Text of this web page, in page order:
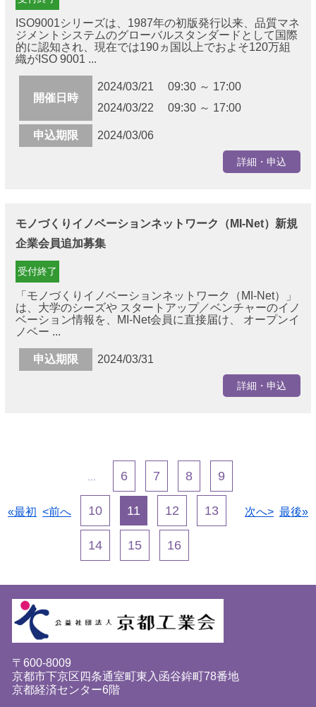
ISO9001シリーズは、1987年の初版発行以来、品質マネ
ジメントシステムのグローバルスタンダードとして国際
的に認知され、現在では190ヵ国以上でおよそ120万組
織がISO 9001 ...
開催日時
2024/03/21 09:30 ～ 17:00
2024/03/22 09:30 ～ 17:00
申込期限 2024/03/06
詳細・申込
モノづくりイノベーションネットワーク（MI-Net）新規
企業会員追加募集
受付終了
「モノづくりイノベーションネットワーク（MI-Net）」
は、大学のシーズや スタートアップ／ベンチャーのイノ
ベーション情報を、MI-Net会員に直接届け、 オープンイ
ノベー ...
申込期限 2024/03/31
詳細・申込
«最初 <前へ
6 7 8 9
10 11 12 13
14 15 16
次へ> 最後»
〒600-8009
京都市下京区四条通室町東入函谷鉾町78番地
京都経済センター6階